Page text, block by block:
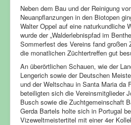
Neben dem Bau und der Reinigung
Neuanpflanzungen in den Biotopen
Walter Oppel auf eine naturkundliche
wurde der „Walderlebnispfad im
Sommerfest des Vereins fand großen
die monatlichen Züchtertreffen gut
An überörtlichen Schauen, wie der
Lengerich sowie der Deutschen
und der Weltschau in Santa Maria da
beteiligten sich die Vereinsmitglieder
Busch sowie die Zuchtgemeinschaft
Gerda Bartels holte sich in Portugal
Vizeweltmeistertitel mit einer 4er